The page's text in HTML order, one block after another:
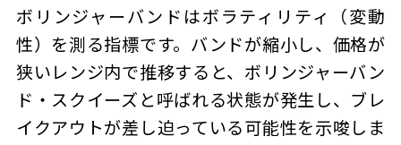
ボリンジャーバンドはボラティリティ（変動
性）を測る指標です。バンドが縮小し、価格が
狭いレンジ内で推移すると、ボリンジャーバン
ド・スクイーズと呼ばれる状態が発生し、ブレ
イクアウトが差し迫っている可能性を示唆しま